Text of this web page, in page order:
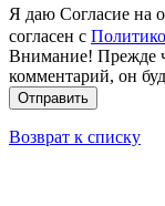
Я даю Согласие на
согласен с
Внимание! Прежде
комментарий, он
Отправить
Возврат к списку